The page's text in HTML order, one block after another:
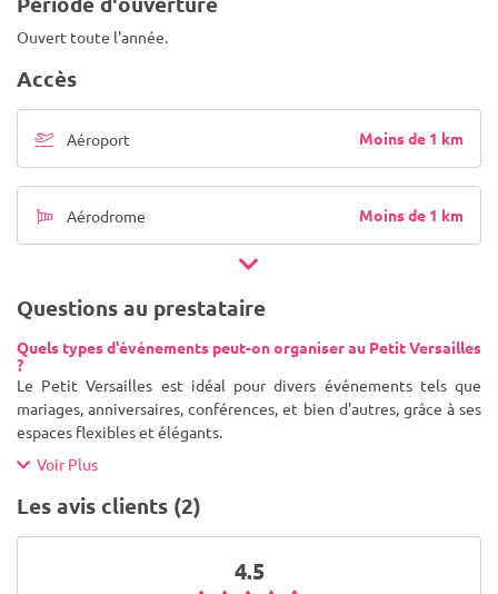
Ouvert toute l'année.
Accès
Aéroport Moins de 1 km
Aérodrome Moins de 1 km
Questions au prestataire
Quels types d'événements peut-on organiser au Petit Versailles
?
Le Petit Versailles est idéal pour divers événements tels que
mariages, anniversaires, conférences, et bien d'autres, grâce à ses
espaces flexibles et élégants.
Voir Plus
Les avis clients (2)
4.5